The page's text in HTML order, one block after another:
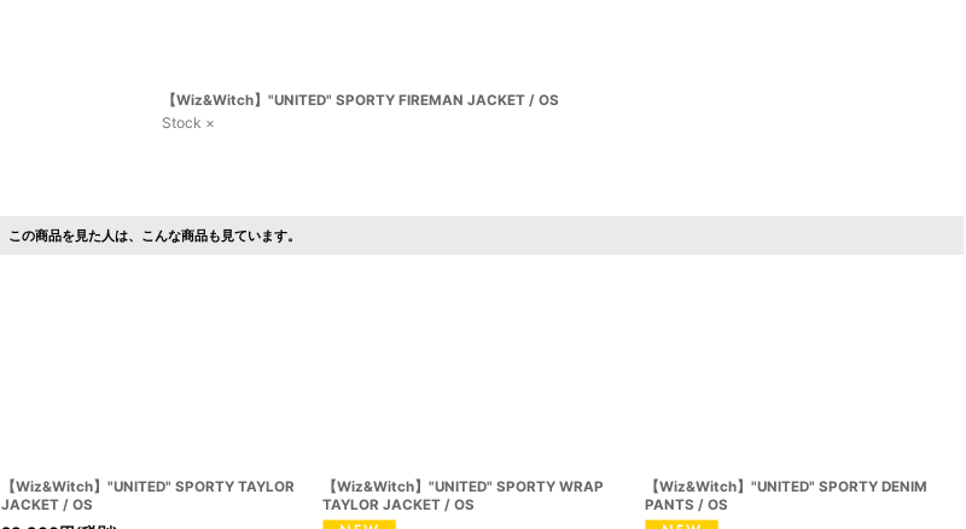
【Wiz&Witch】"UNITED" SPORTY FIREMAN JACKET / OS
Stock ×
この商品を見た人は、こんな商品も見ています。
【Wiz&Witch】"UNITED" SPORTY TAYLOR
JACKET / OS
【Wiz&Witch】"UNITED" SPORTY WRAP
TAYLOR JACKET / OS
【Wiz&Witch】"UNITED" SPORTY DENIM
PANTS / OS